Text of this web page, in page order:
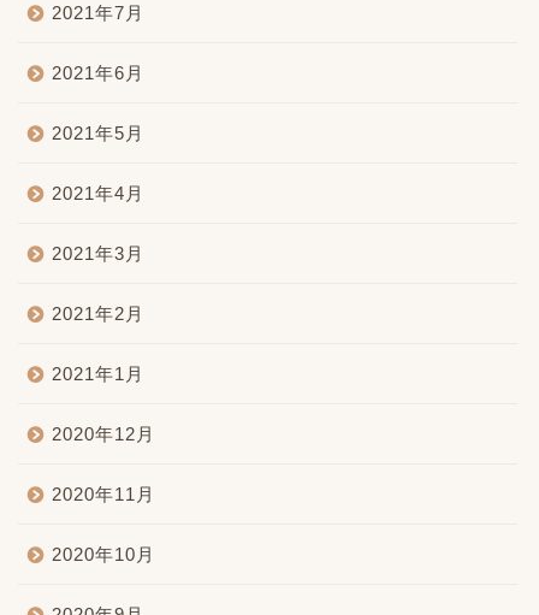
2021年7月
2021年6月
2021年5月
2021年4月
2021年3月
2021年2月
2021年1月
2020年12月
2020年11月
2020年10月